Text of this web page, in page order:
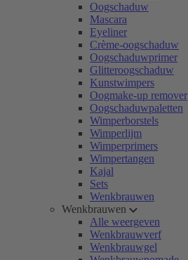
Oogschaduw
Mascara
Eyeliner
Crème-oogschaduw
Oogschaduwprimer
Glitteroogschaduw
Kunstwimpers
Oogmake-up remover
Oogschaduwpaletten
Wimperborstels
Wimperlijm
Wimperprimers
Wimpertangen
Kajal
Sets
Wenkbrauwen
Wenkbrauwen
Alle weergeven
Wenkbrauwverf
Wenkbrauwgel